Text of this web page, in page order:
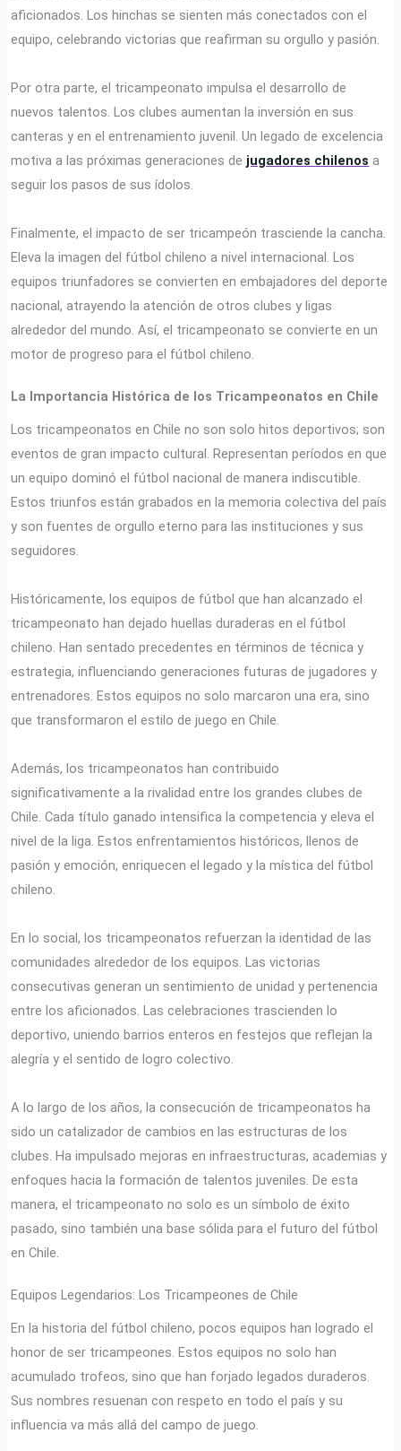
aficionados. Los hinchas se sienten más conectados con el
equipo, celebrando victorias que reafirman su orgullo y pasión.
Por otra parte, el tricampeonato impulsa el desarrollo de
nuevos talentos. Los clubes aumentan la inversión en sus
canteras y en el entrenamiento juvenil. Un legado de excelencia
motiva a las próximas generaciones de jugadores chilenos a
seguir los pasos de sus ídolos.
Finalmente, el impacto de ser tricampeón trasciende la cancha.
Eleva la imagen del fútbol chileno a nivel internacional. Los
equipos triunfadores se convierten en embajadores del deporte
nacional, atrayendo la atención de otros clubes y ligas
alrededor del mundo. Así, el tricampeonato se convierte en un
motor de progreso para el fútbol chileno.
La Importancia Histórica de los Tricampeonatos en Chile
Los tricampeonatos en Chile no son solo hitos deportivos; son
eventos de gran impacto cultural. Representan períodos en que
un equipo dominó el fútbol nacional de manera indiscutible.
Estos triunfos están grabados en la memoria colectiva del país
y son fuentes de orgullo eterno para las instituciones y sus
seguidores.
Históricamente, los equipos de fútbol que han alcanzado el
tricampeonato han dejado huellas duraderas en el fútbol
chileno. Han sentado precedentes en términos de técnica y
estrategia, influenciando generaciones futuras de jugadores y
entrenadores. Estos equipos no solo marcaron una era, sino
que transformaron el estilo de juego en Chile.
Además, los tricampeonatos han contribuido
significativamente a la rivalidad entre los grandes clubes de
Chile. Cada título ganado intensifica la competencia y eleva el
nivel de la liga. Estos enfrentamientos históricos, llenos de
pasión y emoción, enriquecen el legado y la mística del fútbol
chileno.
En lo social, los tricampeonatos refuerzan la identidad de las
comunidades alrededor de los equipos. Las victorias
consecutivas generan un sentimiento de unidad y pertenencia
entre los aficionados. Las celebraciones trascienden lo
deportivo, uniendo barrios enteros en festejos que reflejan la
alegría y el sentido de logro colectivo.
A lo largo de los años, la consecución de tricampeonatos ha
sido un catalizador de cambios en las estructuras de los
clubes. Ha impulsado mejoras en infraestructuras, academias y
enfoques hacia la formación de talentos juveniles. De esta
manera, el tricampeonato no solo es un símbolo de éxito
pasado, sino también una base sólida para el futuro del fútbol
en Chile.
Equipos Legendarios: Los Tricampeones de Chile
En la historia del fútbol chileno, pocos equipos han logrado el
honor de ser tricampeones. Estos equipos no solo han
acumulado trofeos, sino que han forjado legados duraderos.
Sus nombres resuenan con respeto en todo el país y su
influencia va más allá del campo de juego.